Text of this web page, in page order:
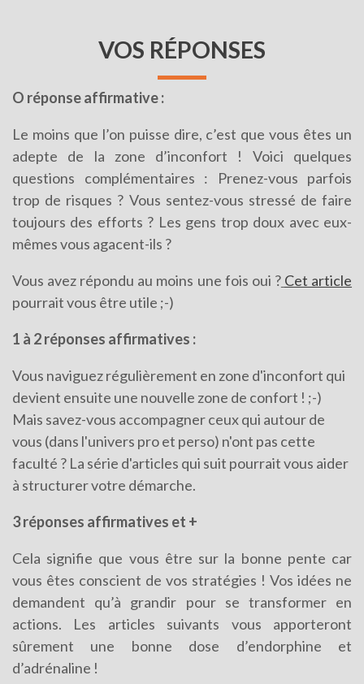
VOS RÉPONSES
O réponse affirmative :
Le moins que l’on puisse dire, c’est que vous êtes un
adepte de la zone d’inconfort ! Voici quelques
questions complémentaires : Prenez-vous parfois
trop de risques ? Vous sentez-vous stressé de faire
toujours des efforts ? Les gens trop doux avec eux-
mêmes vous agacent-ils ?
Vous avez répondu au moins une fois oui ? Cet article
pourrait vous être utile ;-)
1 à 2 réponses affirmatives :
Vous naviguez régulièrement en zone d'inconfort qui
devient ensuite une nouvelle zone de confort ! ;-)
Mais savez-vous accompagner ceux qui autour de
vous (dans l'univers pro et perso) n'ont pas cette
faculté ? La série d'articles qui suit pourrait vous aider
à structurer votre démarche.
3 réponses affirmatives et +
Cela signifie que vous être sur la bonne pente car
vous êtes conscient de vos stratégies ! Vos idées ne
demandent qu’à grandir pour se transformer en
actions. Les articles suivants vous apporteront
sûrement une bonne dose d’endorphine et
d’adrénaline !